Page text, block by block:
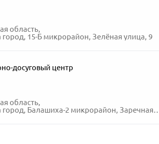
область,
15-Б микрорайон, Зелёная улица, 9
досуговый центр
область,
Балашиха-2 микрорайон, Заречная улица, 3